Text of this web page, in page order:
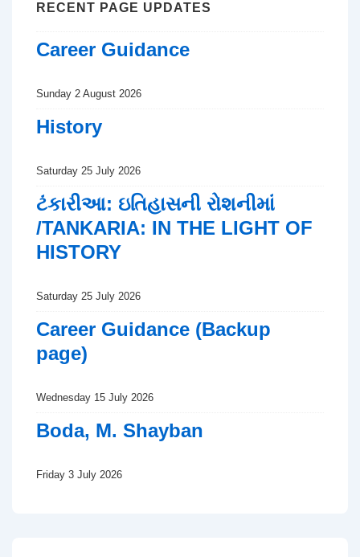
RECENT PAGE UPDATES
Career Guidance
Sunday 2 August 2026
History
Saturday 25 July 2026
ટંકારીઆ: ઇતિહાસની રોશનીમાં
/TANKARIA: IN THE LIGHT OF
HISTORY
Saturday 25 July 2026
Career Guidance (Backup
page)
Wednesday 15 July 2026
Boda, M. Shayban
Friday 3 July 2026